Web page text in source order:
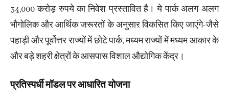
34,000 करोड़ रुपये का निवेश प्रस्तावित है। ये पार्क अलग-अलग
भौगोलिक और आर्थिक जरूरतों के अनुसार विकसित किए जाएंगे-जैसे
पहाड़ी और पूर्वोत्तर राज्यों में छोटे पार्क, मध्यम राज्यों में मध्यम आकार के
और बड़े शहरी क्षेत्रों के आसपास विशाल औद्योगिक केंद्र।
प्रतिस्पर्धी मॉडल पर आधारित योजना